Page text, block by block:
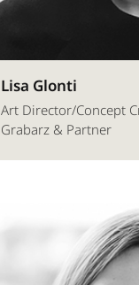
Lisa Glonti
Art Director/Concept
Grabarz & Partner